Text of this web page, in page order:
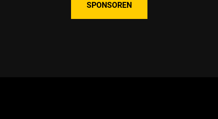
SPONSOREN